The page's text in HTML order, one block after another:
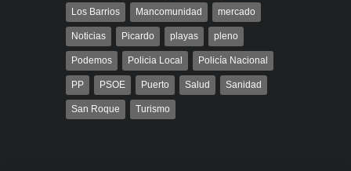
Los Barrios Mancomunidad mercado
Noticias Picardo playas pleno
Podemos Policia Local Policía Nacional
PP PSOE Puerto Salud Sanidad
San Roque Turismo